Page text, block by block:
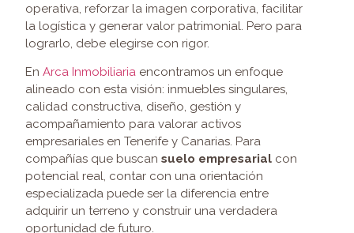
operativa, reforzar la imagen corporativa, facilitar
la logística y generar valor patrimonial. Pero para
lograrlo, debe elegirse con rigor.
En Arca Inmobiliaria encontramos un enfoque
alineado con esta visión: inmuebles singulares,
calidad constructiva, diseño, gestión y
acompañamiento para valorar activos
empresariales en Tenerife y Canarias. Para
compañías que buscan suelo empresarial con
potencial real, contar con una orientación
especializada puede ser la diferencia entre
adquirir un terreno y construir una verdadera
oportunidad de futuro.